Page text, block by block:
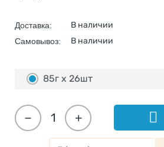
Доставка: В наличии
Самовывоз: В наличии
85г х 26шт
+
−